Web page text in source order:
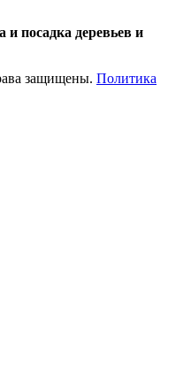
посадка деревьев и
защищены. Политика